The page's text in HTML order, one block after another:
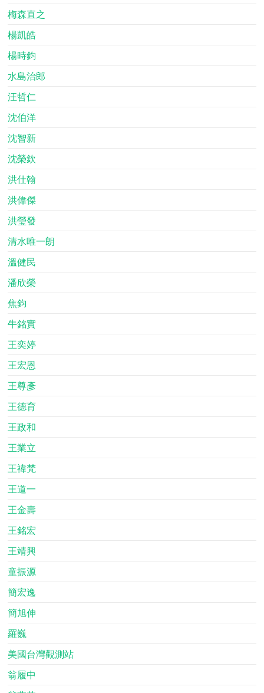
梅森直之
楊凱皓
楊時鈞
水島治郎
汪哲仁
沈伯洋
沈智新
沈榮欽
洪仕翰
洪偉傑
洪瑩發
清水唯一朗
溫健民
潘欣榮
焦鈞
牛銘實
王奕婷
王宏恩
王尊彥
王德育
王政和
王業立
王禕梵
王道一
王金壽
王銘宏
王靖興
童振源
簡宏逸
簡旭伸
羅巍
美國台灣觀測站
翁履中